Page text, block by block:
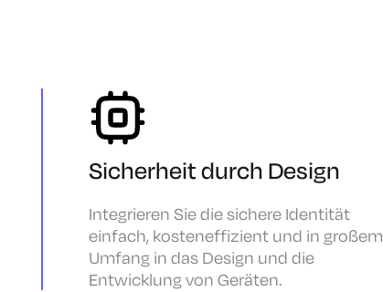
Sicherheit durch Design
Integrieren Sie die sichere Identität
einfach, kosteneffizient und in großem
Umfang in das Design und die
Entwicklung von Geräten.